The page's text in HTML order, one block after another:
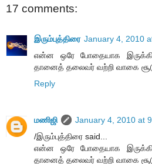
17 comments:
இரும்புத்திரை January 4, 2010
என்ன ஒரே போதையாக
தானைத் தலைவர் வற்றி வாகை
Reply
மணிஜி
January 4, 2010 at
/இரும்புத்திரை said...
என்ன ஒரே போதையாக
தானைத் தலைவர் வற்றி வாகை